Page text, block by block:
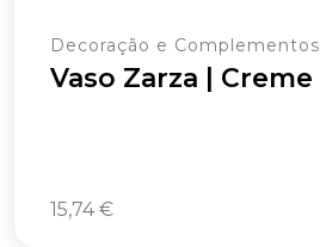
Decoração e Complementos
Vaso Zarza | Creme
15,74€